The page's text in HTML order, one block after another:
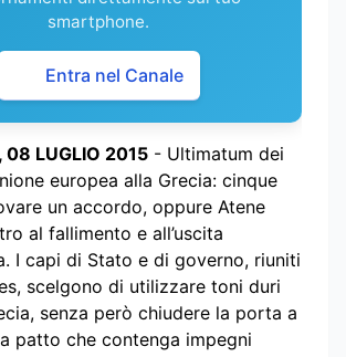
smartphone.
Entra nel Canale
08 LUGLIO 2015 - Ultimatum dei
europea alla Grecia: cinque
un accordo, oppure Atene
al fallimento e all’uscita
I capi di Stato e di governo, riuniti
scelgono di utilizzare toni duri
senza però chiudere la porta a
patto che contenga impegni